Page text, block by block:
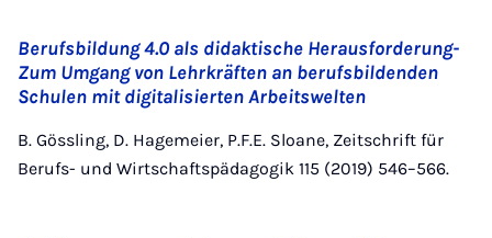
Berufsbildung 4.0 als didaktische Herausforderung-
Zum Umgang von Lehrkräften an berufsbildenden
Schulen mit digitalisierten Arbeitswelten
B. Gössling, D. Hagemeier, P.F.E. Sloane, Zeitschrift für
Berufs- und Wirtschaftspädagogik 115 (2019) 546–566.